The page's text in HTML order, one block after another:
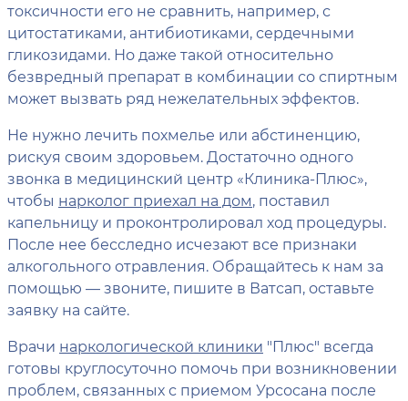
токсичности его не сравнить, например, с
цитостатиками, антибиотиками, сердечными
гликозидами. Но даже такой относительно
безвредный препарат в комбинации со спиртным
может вызвать ряд нежелательных эффектов.
Не нужно лечить похмелье или абстиненцию,
рискуя своим здоровьем. Достаточно одного
звонка в медицинский центр «Клиника-Плюс»,
чтобы нарколог приехал на дом, поставил
капельницу и проконтролировал ход процедуры.
После нее бесследно исчезают все признаки
алкогольного отравления. Обращайтесь к нам за
помощью — звоните, пишите в Ватсап, оставьте
заявку на сайте.
Врачи наркологической клиники "Плюс" всегда
готовы круглосуточно помочь при возникновении
проблем, связанных с приемом Урсосана после